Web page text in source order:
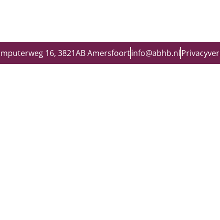
16, 3821AB Amersfoortinfo@abhb.nl